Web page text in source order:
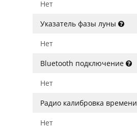
Нет
Указатель фазы луны
Нет
Bluetooth подключение
Нет
Радио калибровка времени
Нет